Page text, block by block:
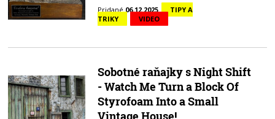
Pridané06.12.2025
TIPY A
TRIKY
VIDEO
Sobotné raňajky s Night Shift
- Watch Me Turn a Block Of
Styrofoam Into a Small